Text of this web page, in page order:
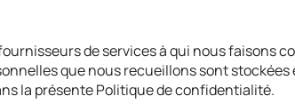
de services à qui nous faisons
que nous recueillons sont
la présente Politique de confidentialité.